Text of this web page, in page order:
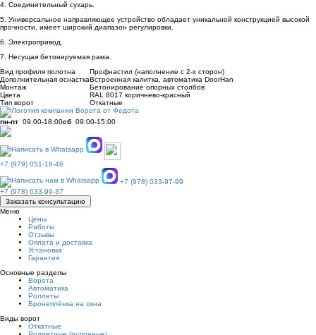
4. Соединительный сухарь.
5. Универсальное направляющее устройство обладает уникальной конструкцией высокой
прочности, имеет широкий диапазон регулировки.
6. Электропривод.
7. Несущая бетонируемая рама.
Вид профиля полотна
Профнастил (наполнение с 2-х сторон)
Дополнительная оснасткаВстроенная калитка, автоматика DoorHan
Монтаж
Бетонирование опорных столбов
Цвета
RAL 8017 коричнево-красный
Тип ворот
Откатные
пн-пт 09:00-18:00сб 09:00-15:00
+7 (979) 051-16-46
+7 (978) 033-97-99
+7 (978) 033-99-37
Заказать консультацию
Меню
Цены
Работы
Отзывы
Оплата и доставка
Установка
Гарантия
Основные разделы
Ворота
Автоматика
Роллеты
Бронеплёнка на окна
Виды ворот
Откатные